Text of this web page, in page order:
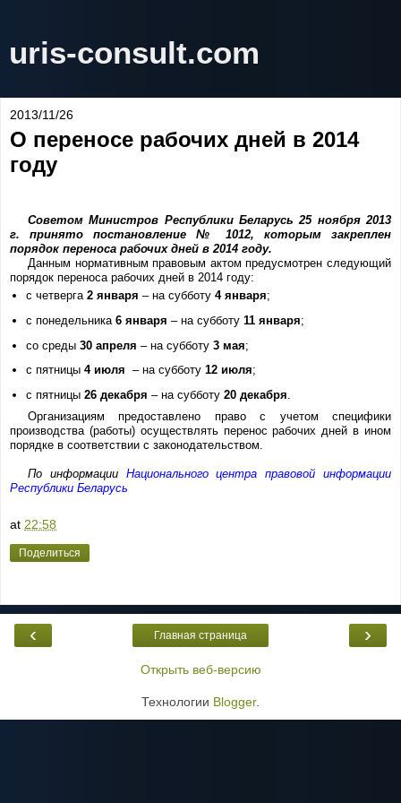
uris-consult.com
2013/11/26
О переносе рабочих дней в 2014
году
Советом Министров Республики Беларусь 25 ноября 2013
г. принято постановление № 1012, которым закреплен
порядок переноса рабочих дней в 2014 году.
Данным нормативным правовым актом предусмотрен следующий
порядок переноса рабочих дней в 2014 году:
с четверга 2 января – на субботу 4 января;
с понедельника 6 января – на субботу 11 января;
со среды 30 апреля – на субботу 3 мая;
с пятницы 4 июля – на субботу 12 июля;
с пятницы 26 декабря – на субботу 20 декабря.
Организациям предоставлено право с учетом специфики
производства (работы) осуществлять перенос рабочих дней в ином
порядке в соответствии с законодательством.
По информации Национального центра правовой информации
Республики Беларусь
at 22:58
Поделиться
‹ ›
Главная страница
Открыть веб-версию
Технологии Blogger.